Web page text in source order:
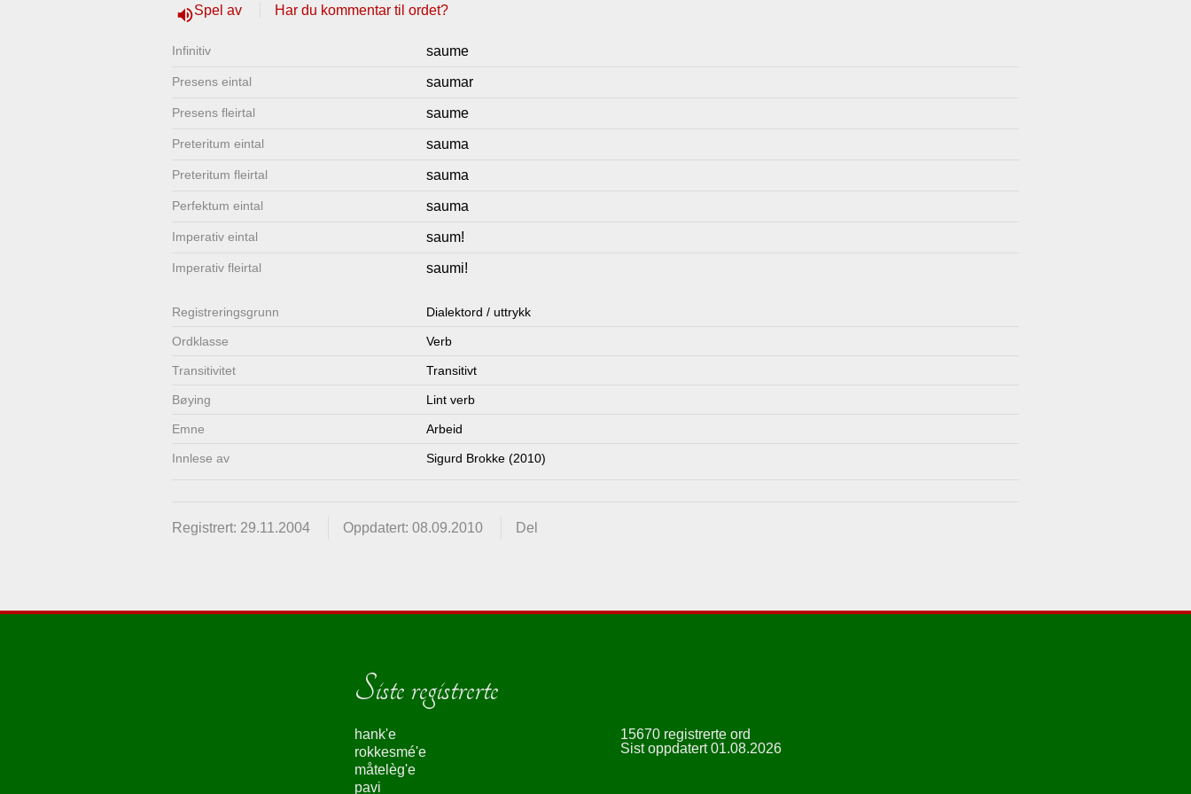
volume_upSpel av Har du kommentar til ordet?
Infinitiv saume
Presens eintal saumar
Presens fleirtal saume
Preteritum eintal sauma
Preteritum fleirtal sauma
Perfektum eintal sauma
Imperativ eintal saum!
Imperativ fleirtal saumi!
Registrerings­grunn Dialektord / uttrykk
Ordklasse Verb
Transitivitet Transitivt
Bøying Lint verb
Emne Arbeid
Innlese av Sigurd Brokke (2010)
Registrert: 29.11.2004 Oppdatert: 08.09.2010 Del
Siste registrerte
hank'e
rokkesmé'e
måtelèg'e
pavi
15670 registrerte ord
Sist oppdatert 01.08.2026